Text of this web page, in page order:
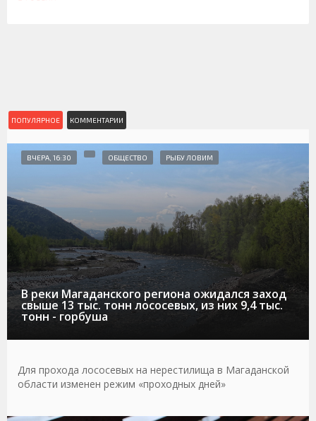
ПОПУЛЯРНОЕ КОММЕНТАРИИ
В реки Магаданского региона ожидался заход
свыше 13 тыс. тонн лососевых, из них 9,4 тыс.
тонн - горбуша
ВЧЕРА, 16:30 ОБЩЕСТВО РЫБУ ЛОВИМ
Для прохода лососевых на нерестилища в Магаданской
области изменен режим «проходных дней»